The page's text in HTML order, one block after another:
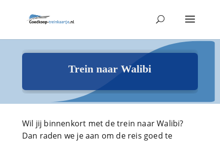
Trein naar Walibi
Wil jij binnenkort met de trein naar Walibi?
Dan raden we je aan om de reis goed te